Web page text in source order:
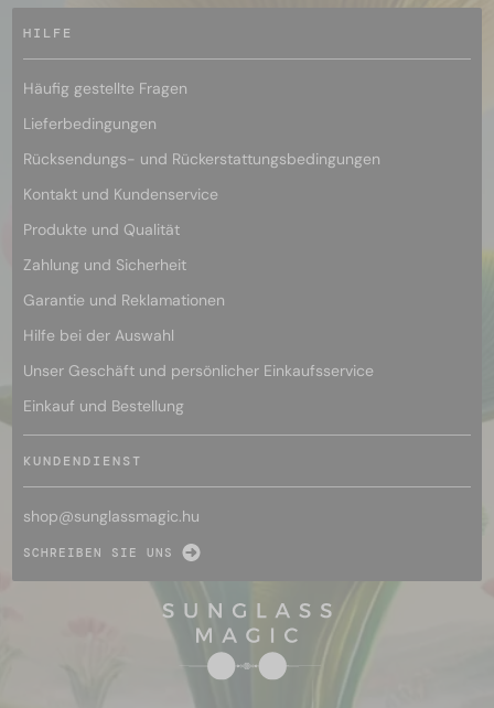
HILFE
Häufig gestellte Fragen
Lieferbedingungen
Rücksendungs- und Rückerstattungsbedingungen
Kontakt und Kundenservice
Produkte und Qualität
Zahlung und Sicherheit
Garantie und Reklamationen
Hilfe bei der Auswahl
Unser Geschäft und persönlicher Einkaufsservice
Einkauf und Bestellung
KUNDENDIENST
shop@sunglassmagic.hu
SCHREIBEN SIE UNS